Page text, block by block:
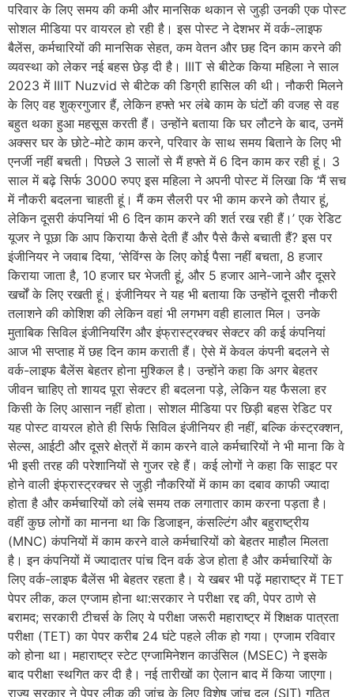
परिवार के लिए समय की कमी और मानसिक थकान से जुड़ी उनकी एक पोस्ट
सोशल मीडिया पर वायरल हो रही है। इस पोस्ट ने देशभर में वर्क-लाइफ
बैलेंस, कर्मचारियों की मानसिक सेहत, कम वेतन और छह दिन काम करने की
व्यवस्था को लेकर नई बहस छेड़ दी है। IIIT से बीटेक किया महिला ने साल
2023 में IIIT Nuzvid से बीटेक की डिग्री हासिल की थी। नौकरी मिलने
के लिए वह शुक्रगुजार हैं, लेकिन हफ्ते भर लंबे काम के घंटों की वजह से वह
बहुत थका हुआ महसूस करती हैं। उन्होंने बताया कि घर लौटने के बाद, उनमें
अक्सर घर के छोटे-मोटे काम करने, परिवार के साथ समय बिताने के लिए भी
एनर्जी नहीं बचती। पिछले 3 सालों से मैं हफ्ते में 6 दिन काम कर रही हूं। 3
साल में बढ़े सिर्फ 3000 रुपए इस महिला ने अपनी पोस्ट में लिखा कि ‘मैं सच
में नौकरी बदलना चाहती हूं। मैं कम सैलरी पर भी काम करने को तैयार हूं,
लेकिन दूसरी कंपनियां भी 6 दिन काम करने की शर्त रख रही हैं।’ एक रेडिट
यूजर ने पूछा कि आप किराया कैसे देती हैं और पैसे कैसे बचाती हैं? इस पर
इंजीनियर ने जवाब दिया, ‘सेविंग्स के लिए कोई पैसा नहीं बचता, 8 हजार
किराया जाता है, 10 हजार घर भेजती हूं, और 5 हजार आने-जाने और दूसरे
खर्चों के लिए रखती हूं। इंजीनियर ने यह भी बताया कि उन्होंने दूसरी नौकरी
तलाशने की कोशिश की लेकिन वहां भी लगभग वही हालात मिल। उनके
मुताबिक सिविल इंजीनियरिंग और इंफ्रास्ट्रक्चर सेक्टर की कई कंपनियां
आज भी सप्ताह में छह दिन काम कराती हैं। ऐसे में केवल कंपनी बदलने से
वर्क-लाइफ बैलेंस बेहतर होना मुश्किल है। उन्होंने कहा कि अगर बेहतर
जीवन चाहिए तो शायद पूरा सेक्टर ही बदलना पड़े, लेकिन यह फैसला हर
किसी के लिए आसान नहीं होता। सोशल मीडिया पर छिड़ी बहस रेडिट पर
यह पोस्ट वायरल होते ही सिर्फ सिविल इंजीनियर ही नहीं, बल्कि कंस्ट्रक्शन,
सेल्स, आईटी और दूसरे क्षेत्रों में काम करने वाले कर्मचारियों ने भी माना कि वे
भी इसी तरह की परेशानियों से गुजर रहे हैं। कई लोगों ने कहा कि साइट पर
होने वाली इंफ्रास्ट्रक्चर से जुड़ी नौकरियों में काम का दबाव काफी ज्यादा
होता है और कर्मचारियों को लंबे समय तक लगातार काम करना पड़ता है।
वहीं कुछ लोगों का मानना था कि डिजाइन, कंसल्टिंग और बहुराष्ट्रीय
(MNC) कंपनियों में काम करने वाले कर्मचारियों को बेहतर माहौल मिलता
है। इन कंपनियों में ज्यादातर पांच दिन वर्क डेज होता है और कर्मचारियों के
लिए वर्क-लाइफ बैलेंस भी बेहतर रहता है। ये खबर भी पढ़ें महाराष्ट्र में TET
पेपर लीक, कल एग्जाम होना था:सरकार ने परीक्षा रद्द की, पेपर ठाणे से
बरामद; सरकारी टीचर्स के लिए ये परीक्षा जरूरी महाराष्ट्र में शिक्षक पात्रता
परीक्षा (TET) का पेपर करीब 24 घंटे पहले लीक हो गया। एग्जाम रविवार
को होना था। महाराष्ट्र स्टेट एग्जामिनेशन काउंसिल (MSEC) ने इसके
बाद परीक्षा स्थगित कर दी है। नई तारीखों का ऐलान बाद में किया जाएगा।
राज्य सरकार ने पेपर लीक की जांच के लिए विशेष जांच दल (SIT) गठित